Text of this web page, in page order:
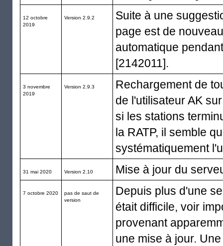
12 octobre
2019
Version 2.9.2
Suite à une
page est de
automatique
[2142011].
3 novembre
2019
Version 2.9.3
Rechargement de
de l'utilisateur AK
si les stations
la RATP, il semble
systématiquement
31 mai 2020 Version 2.10 Mise à jour du
7 octobre 2020
pas de saut de
version
Depuis plus d'une
était difficile, voir
provenant
une mise à jour.